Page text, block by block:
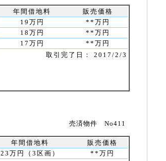
年間借地料
販売価格
19万円
**万円
18万円
**万円
17万円
**万円
取引完了日： 2017/2/3
売済物件 No411
年間借地料
販売価格
23万円（3区画）
**万円